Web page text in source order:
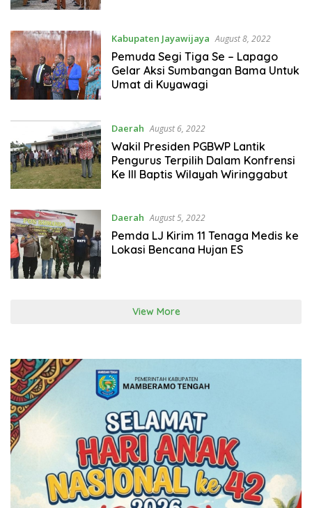
Kabupaten Jayawijaya August 8, 2022
Pemuda Segi Tiga Se – Lapago
Gelar Aksi Sumbangan Bama Untuk
Umat di Kuyawagi
Daerah August 6, 2022
Wakil Presiden PGBWP Lantik
Pengurus Terpilih Dalam Konfrensi
Ke III Baptis Wilayah Wiringgabut
Daerah August 5, 2022
Pemda LJ Kirim 11 Tenaga Medis ke
Lokasi Bencana Hujan ES
View More